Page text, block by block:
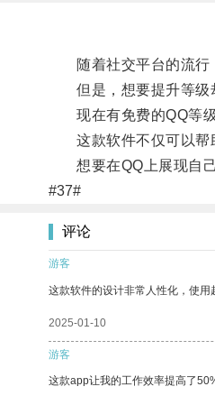
随着社交平台的流行，
但是，想要提升等级
现在有免费的QQ等级
这款软件不仅可以帮助
想要在QQ上展现自己
#37#
评论
游客
这款软件的设计非常人性化，使用
2025-01-10
游客
这款app让我的工作效率提高了